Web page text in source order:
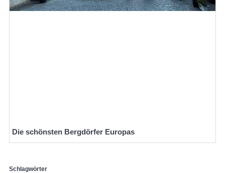
Die schönsten Bergdörfer Europas
Schlagwörter